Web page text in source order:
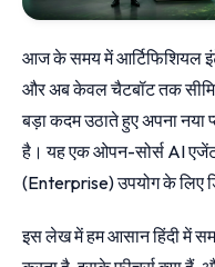
आज के समय में आर्टिफिशियल
और अब केवल चैटबॉट तक
बड़ा कदम उठाते हुए अपना नया
है। यह एक ओपन-सोर्स AI एजेंट
(Enterprise) उपयोग के लिए
इस लेख में हम आसान हिंदी में